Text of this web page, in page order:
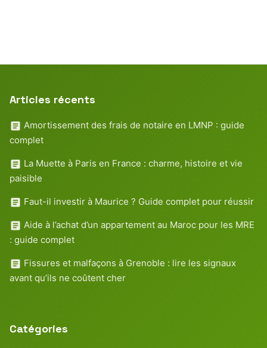
Articles récents
Amortissement des frais de notaire en LMNP : guide
complet
La Muette à Paris en France : charme, histoire et vie
paisible
Faut-il investir à Maurice ? Guide complet pour réussir
Aide à l’achat d’un appartement au Maroc pour les MRE
: guide complet
Fissures et malfaçons à Grenoble : lire les signaux
avant qu’ils ne coûtent cher
Catégories